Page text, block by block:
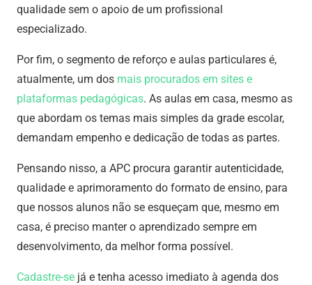
qualidade sem o apoio de um profissional
especializado.
Por fim, o segmento de reforço e aulas particulares é,
atualmente, um dos mais procurados em sites e
plataformas pedagógicas. As aulas em casa, mesmo as
que abordam os temas mais simples da grade escolar,
demandam empenho e dedicação de todas as partes.
Pensando nisso, a APC procura garantir autenticidade,
qualidade e aprimoramento do formato de ensino, para
que nossos alunos não se esqueçam que, mesmo em
casa, é preciso manter o aprendizado sempre em
desenvolvimento, da melhor forma possível.
Cadastre-se já e tenha acesso imediato à agenda dos